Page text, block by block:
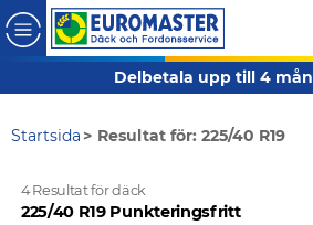
Delbetala upp till 4 mån
Startsida Resultat för: 225/40 R19
4 Resultat för däck
225/40 R19 Punkteringsfritt